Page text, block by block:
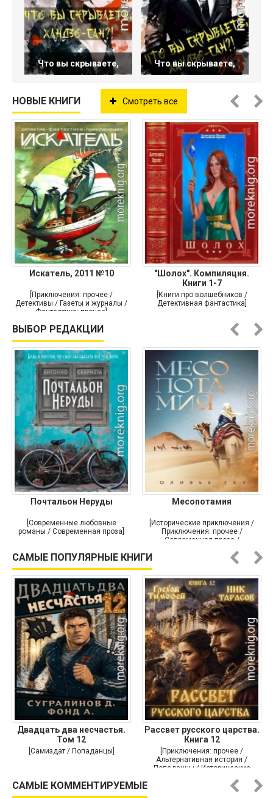
Что вы скрываете, Что вы скрываете,
НОВЫЕ КНИГИ Смотреть все
Искатель, 2011 №10
[Приключения: прочее /
Детективы / Газеты и журналы /
Фантастика: прочее]
"Шолох". Компиляция.
Книги 1-7
[Книги про волшебников /
Детективная фантастика]
ВЫБОР РЕДАКЦИИ
Почтальон Неруды
[Современные любовные
романы / Современная проза]
Месопотамия
[Исторические приключения /
Приключения: прочее /
Современная проза /
САМЫЕ ПОПУЛЯРНЫЕ КНИГИ
Двадцать два несчастья.
Том 12
[Самиздат / Попаданцы]
Рассвет русского царства.
Книга 12
[Приключения: прочее /
Альтернативная история /
Попаданцы / Исторические
САМЫЕ КОММЕНТИРУЕМЫЕ